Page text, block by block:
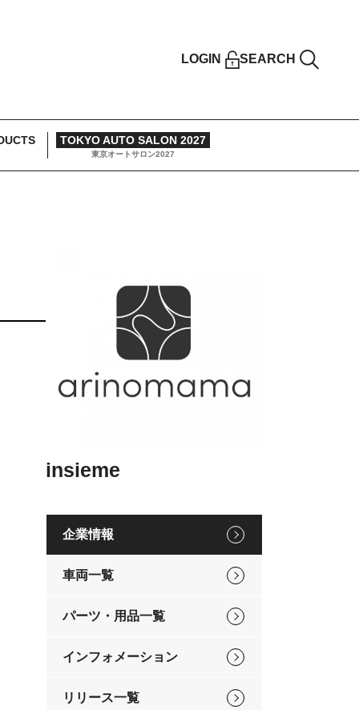
LOGIN SEARCH
TOKYO AUTO SALON 2027
東京オートサロン2027
insieme
企業情報
車両一覧
パーツ・用品一覧
インフォメーション
リリース一覧